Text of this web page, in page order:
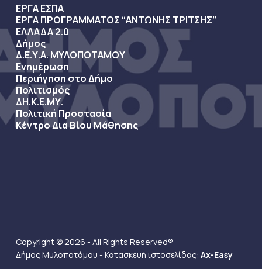
ΕΡΓΑ ΕΣΠΑ
ΕΡΓΑ ΠΡΟΓΡΑΜΜΑΤΟΣ “ΑΝΤΩΝΗΣ ΤΡΙΤΣΗΣ”
ΕΛΛΑΔΑ 2.0
Δήμος
Δ.Ε.Υ.Α. ΜΥΛΟΠΟΤΑΜΟΥ
Ενημέρωση
Περιήγηση στο Δήμο
Πολιτισμός
ΔΗ.Κ.Ε.ΜΥ.
Πολιτική Προστασία
Κέντρο Δια Βίου Μάθησης
Copyright © 2026 - All Rights Reserved®
Δήμος Μυλοποτάμου - Κατασκευή ιστοσελίδας: Ax-Easy